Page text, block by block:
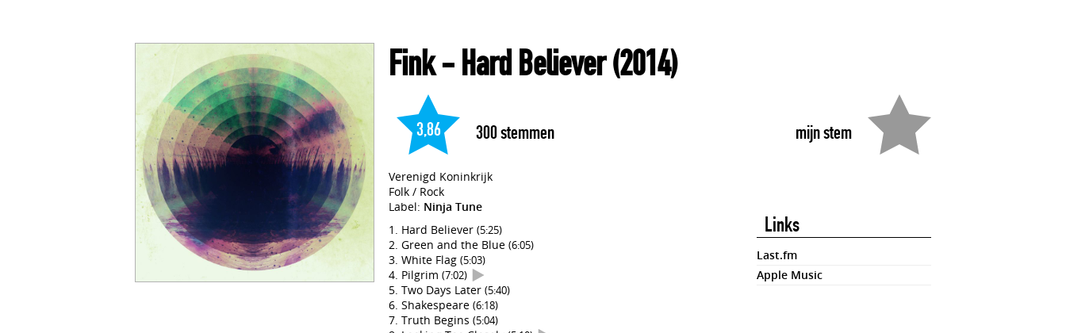
Fink- Hard Believer(2014)
mijn stem
3,86 300stemmen
Verenigd Koninkrijk
Folk / Rock
Label: Ninja Tune
Hard Believer (5:25)
Green and the Blue (6:05)
White Flag (5:03)
Pilgrim (7:02)
Two Days Later (5:40)
Shakespeare (6:18)
Truth Begins (5:04)
Links
Last.fm
Apple Music